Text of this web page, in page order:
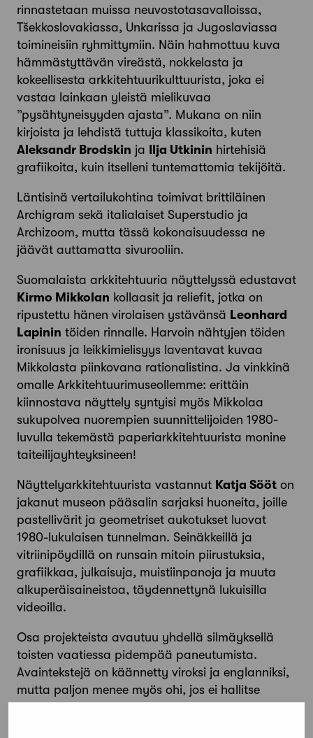
rinnastetaan muissa neuvostotasavalloissa,
Tšekkoslovakiassa, Unkarissa ja Jugoslaviassa
toimineisiin ryhmittymiin. Näin hahmottuu kuva
hämmästyttävän vireästä, nokkelasta ja
kokeellisesta arkkitehtuurikulttuurista, joka ei
vastaa lainkaan yleistä mielikuvaa
”pysähtyneisyyden ajasta”. Mukana on niin
kirjoista ja lehdistä tuttuja klassikoita, kuten
Aleksandr Brodskin ja Ilja Utkinin hirtehisiä
grafiikoita, kuin itselleni tuntemattomia tekijöitä.
Läntisinä vertailukohtina toimivat brittiläinen
Archigram sekä italialaiset Superstudio ja
Archizoom, mutta tässä kokonaisuudessa ne
jäävät auttamatta sivurooliin.
Suomalaista arkkitehtuuria näyttelyssä edustavat
Kirmo Mikkolan kollaasit ja reliefit, jotka on
ripustettu hänen virolaisen ystävänsä Leonhard
Lapinin töiden rinnalle. Harvoin nähtyjen töiden
ironisuus ja leikkimielisyys laventavat kuvaa
Mikkolasta piinkovana rationalistina. Ja vinkkinä
omalle Arkkitehtuurimuseollemme: erittäin
kiinnostava näyttely syntyisi myös Mikkolaa
sukupolvea nuorempien suunnittelijoiden 1980-
luvulla tekemästä paperiarkkitehtuurista monine
taiteilijayhteyksineen!
Näyttelyarkkitehtuurista vastannut Katja Sööt on
jakanut museon pää­salin sarjaksi huoneita, joille
pastellivärit ja geometriset aukotukset luovat
1980-lukulaisen tunnelman. Seinäkkeillä ja
vitriinipöydillä on runsain mitoin piirustuksia,
grafiikkaa, julkaisuja, muistiinpanoja ja muuta
alkuperäisaineistoa, täydennettynä lukuisilla
videoilla.
Osa projekteista avautuu yhdellä silmäyksellä
toisten vaatiessa pidempää paneutumista.
Avaintekstejä on käännetty viroksi ja englanniksi,
mutta paljon menee myös ohi, jos ei hallitse
kaikkia käytettyjä kieliä. Lisätietoa löytyy onneksi